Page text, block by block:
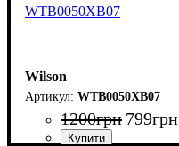
WTB0050XB07
Wilson
WTB0050XB07
1200грн 799грн